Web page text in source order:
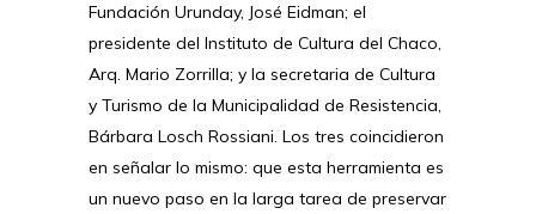
Fundación Urunday, José Eidman; el
presidente del Instituto de Cultura del Chaco,
Arq. Mario Zorrilla; y la secretaria de Cultura
y Turismo de la Municipalidad de Resistencia,
Bárbara Losch Rossiani. Los tres coincidieron
en señalar lo mismo: que esta herramienta es
un nuevo paso en la larga tarea de preservar